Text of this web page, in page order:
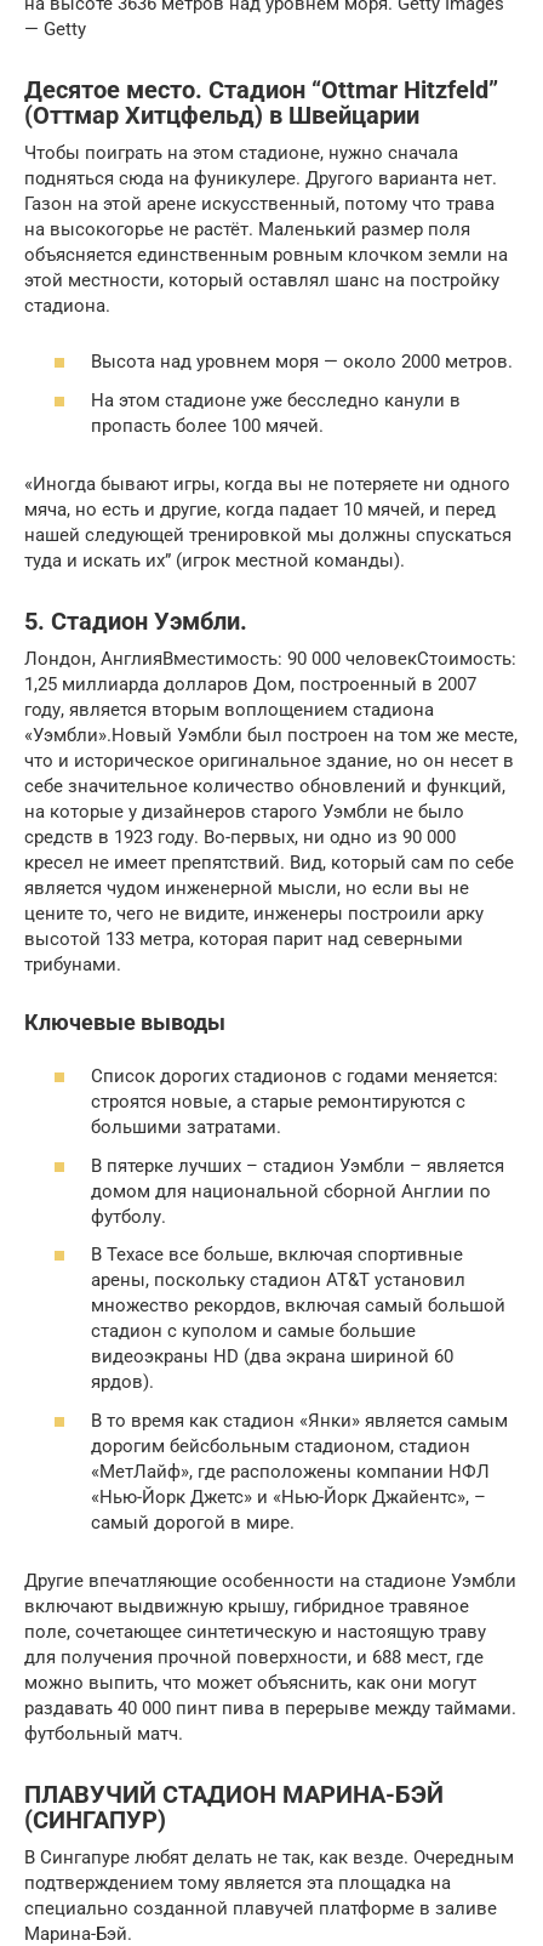
— Getty
Десятое место. Стадион “Ottmar Hitzfeld”
(Оттмар Хитцфельд) в Швейцарии
Чтобы поиграть на этом стадионе, нужно сначала
подняться сюда на фуникулере. Другого варианта нет.
Газон на этой арене искусственный, потому что трава
на высокогорье не растёт. Маленький размер поля
объясняется единственным ровным клочком земли на
этой местности, который оставлял шанс на постройку
стадиона.
Высота над уровнем моря — около 2000 метров.
На этом стадионе уже бесследно канули в
пропасть более 100 мячей.
«Иногда бывают игры, когда вы не потеряете ни одного
мяча, но есть и другие, когда падает 10 мячей, и перед
нашей следующей тренировкой мы должны спускаться
туда и искать их” (игрок местной команды).
5. Стадион Уэмбли.
Лондон, АнглияВместимость: 90 000 человекСтоимость:
1,25 миллиарда долларов Дом, построенный в 2007
году, является вторым воплощением стадиона
«Уэмбли».Новый Уэмбли был построен на том же месте,
что и историческое оригинальное здание, но он несет в
себе значительное количество обновлений и функций,
на которые у дизайнеров старого Уэмбли не было
средств в 1923 году. Во-первых, ни одно из 90 000
кресел не имеет препятствий. Вид, который сам по себе
является чудом инженерной мысли, но если вы не
цените то, чего не видите, инженеры построили арку
высотой 133 метра, которая парит над северными
трибунами.
Ключевые выводы
Список дорогих стадионов с годами меняется:
строятся новые, а старые ремонтируются с
большими затратами.
В пятерке лучших – стадион Уэмбли – является
домом для национальной сборной Англии по
футболу.
В Техасе все больше, включая спортивные
арены, поскольку стадион AT&T установил
множество рекордов, включая самый большой
стадион с куполом и самые большие
видеоэкраны HD (два экрана шириной 60
ярдов).
В то время как стадион «Янки» является самым
дорогим бейсбольным стадионом, стадион
«МетЛайф», где расположены компании НФЛ
«Нью-Йорк Джетс» и «Нью-Йорк Джайентс», –
самый дорогой в мире.
Другие впечатляющие особенности на стадионе Уэмбли
включают выдвижную крышу, гибридное травяное
поле, сочетающее синтетическую и настоящую траву
для получения прочной поверхности, и 688 мест, где
можно выпить, что может объяснить, как они могут
раздавать 40 000 пинт пива в перерыве между таймами.
футбольный матч.
ПЛАВУЧИЙ СТАДИОН МАРИНА-БЭЙ
(СИНГАПУР)
В Сингапуре любят делать не так, как везде. Очередным
подтверждением тому является эта площадка на
специально созданной плавучей платформе в заливе
Марина-Бэй.